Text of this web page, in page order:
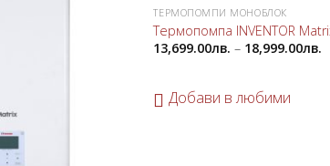
ТЕРМОПОМПИ МОНОБЛОК
Термопомпа INVENTOR
13,699.00лв. – 18,999.00лв.
Добави в любими